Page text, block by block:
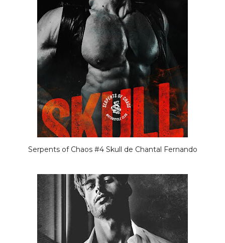
Serpents of Chaos #4 Skull de Chantal Fernando